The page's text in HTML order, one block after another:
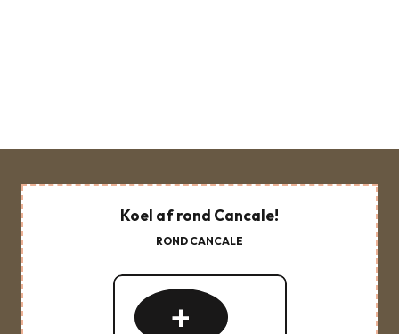
Koel af rond Cancale!
ROND CANCALE